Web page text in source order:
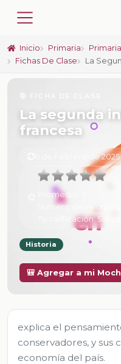
Inicio Primaria
Fichas De Clase
La
La segunda
francesa
6 de Febrero de 2025
Promedio:
Número de
Tu calificación:Sin
Historia
🎒 Agregar a mi
explica el
conservadores, y sus
economía del país.